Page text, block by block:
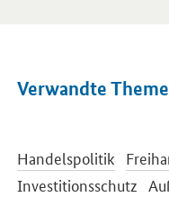
Verwandte
Handelspolitik
Investitionsschutz